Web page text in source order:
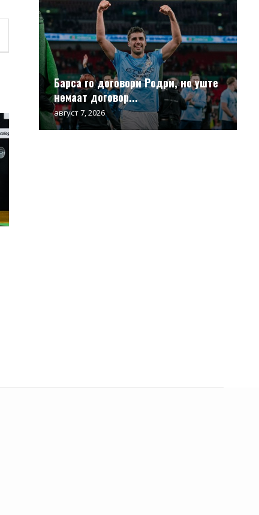
Барса го договори Родри, но уште
немаат договор...
август 7, 2026